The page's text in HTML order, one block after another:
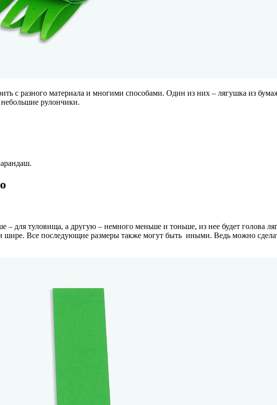
с разного материала и многими способами. Один из них – лягушка из
рулончики.
– для туловища, а другую – немного меньше и тоньше, из нее будет голова
Все последующие размеры также могут быть иными. Ведь можно